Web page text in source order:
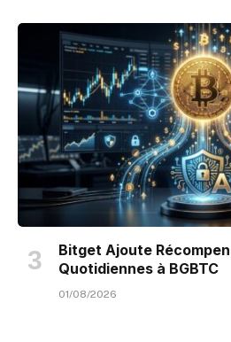
Bitget Ajoute
Quotidiennes à BGBTC
01/08/2026